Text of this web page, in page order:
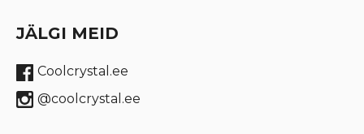
JÄLGI MEID
Coolcrystal.ee
@coolcrystal.ee